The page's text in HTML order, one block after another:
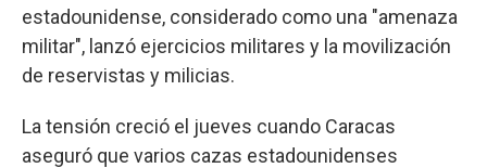
estadounidense, considerado como una "amenaza
militar", lanzó ejercicios militares y la movilización
de reservistas y milicias.
La tensión creció el jueves cuando Caracas
aseguró que varios cazas estadounidenses